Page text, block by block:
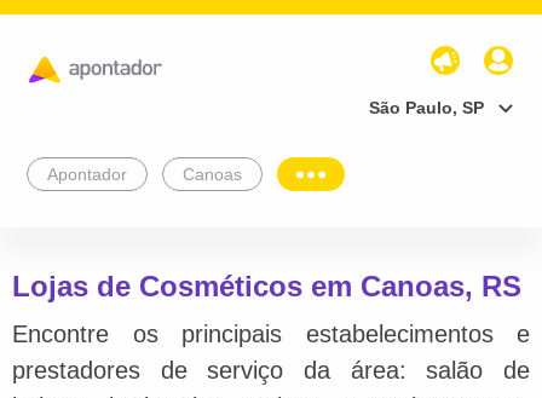
São Paulo, SP
Apontador Canoas
Lojas de Cosméticos em Canoas, RS
Encontre os principais estabelecimentos e
prestadores de serviço da área: salão de